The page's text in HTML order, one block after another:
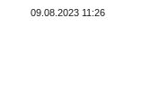
09.08.2023 11:26